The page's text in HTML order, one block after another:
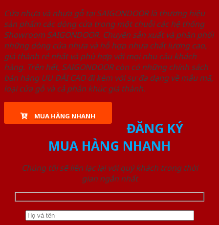
Cửa nhựa và nhựa gỗ tại SAIGONDOOR là thương hiệu
sản phẩm các dòng cửa trong một chuỗi các hệ thống
Showroom SAIGONDOOR. Chuyên sản xuất và phân phối
những dòng cửa nhựa và hỗ hợp nhựa chất lượng cao,
giá thành rẻ nhất và phù hợp với mọi nhu cầu khách
hàng. Trên hết, SAIGONDOOR còn có những chính sách
bán hàng ƯU ĐÃI CAO đi kèm với sự đa dạng về mẫu mã,
loại cửa gỗ và cả phân khúc giá thành.
MUA HÀNG NHANH
ĐĂNG KÝ
MUA HÀNG NHANH
Chúng tôi sẽ liên lạc lại với quý khách trong thời
gian ngắn nhất